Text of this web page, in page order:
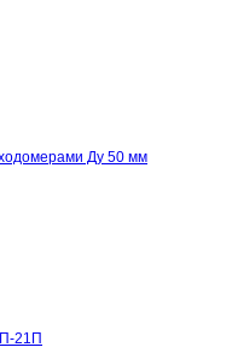
Ду 50 мм
21П